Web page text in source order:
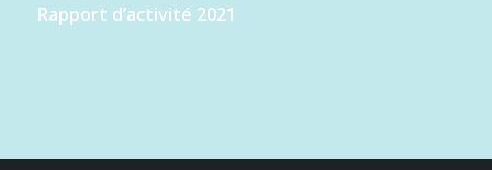
Rapport d’activité 2021